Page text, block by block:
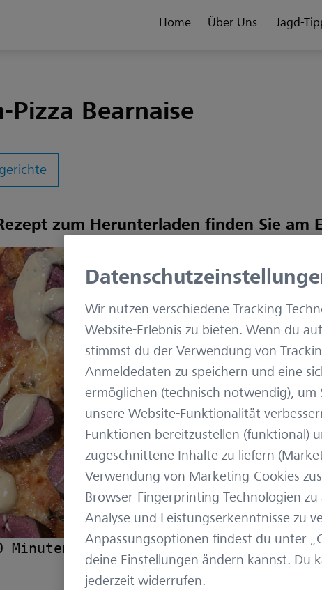
Home Über Uns Jagd-
Pizza Bearnaise
zum Herunterladen finden Sie am
Minuten 1 Pizza
Wir nutzen verschiedene Tracking-
Website-Erlebnis zu bieten. Wenn du
stimmst du der Verwendung von
Anmeldedaten zu speichern und eine
ermöglichen (technisch notwendig), um
unsere Website-Funktionalität
Funktionen bereitzustellen (funktional)
zugeschnittene Inhalte zu liefern
Verwendung von Marketing-Cookies
Browser-Fingerprinting-Technologien
Analyse und Leistungserkenntnisse zu
Anpassungsoptionen findest du unter
deine Einstellungen ändern kannst. Du
jederzeit widerrufen.